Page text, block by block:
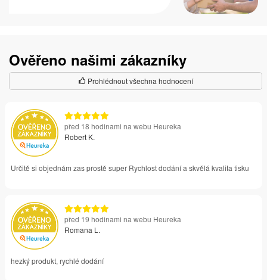
Ověřeno našimi zákazníky
Prohlédnout všechna hodnocení
před 18 hodinami na webu Heureka
Robert K.
Určitě si objednám zas prostě super Rychlost dodání a skvělá kvalita tisku
před 19 hodinami na webu Heureka
Romana L.
hezký produkt, rychlé dodání